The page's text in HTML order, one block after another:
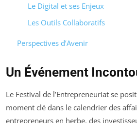
Le Digital et ses Enjeux
Les Outils Collaboratifs
Perspectives d’Avenir
Un Événement
Le Festival de l’Entrepreneuriat se
moment clé dans le calendrier des
entrepreneurs en herbe, des